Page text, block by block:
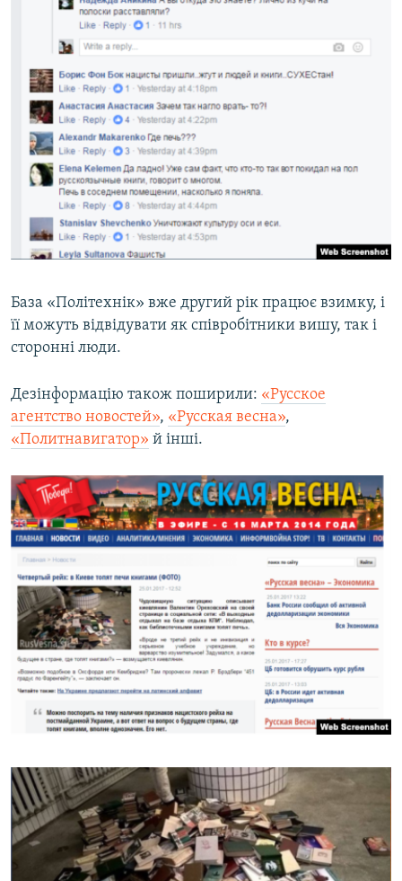
База «Політехнік» вже другий рік працює взимку, і
її можуть відвідувати як співробітники вишу, так і
сторонні люди.
Дезінформацію також поширили: «Русское
агентство новостей», «Русская весна»,
«Политнавигатор» й інші.